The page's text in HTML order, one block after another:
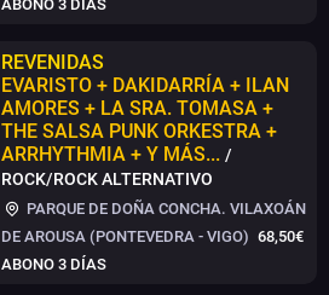
ABONO 3 DÍAS
REVENIDAS
EVARISTO + DAKIDARRÍA + ILAN
AMORES + LA SRA. TOMASA +
THE SALSA PUNK ORKESTRA +
ARRHYTHMIA + Y MÁS... /
ROCK/ROCK ALTERNATIVO
PARQUE DE DOÑA CONCHA. VILAXOÁN
DE AROUSA (PONTEVEDRA - VIGO) 68,50€
ABONO 3 DÍAS